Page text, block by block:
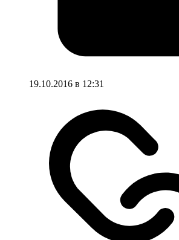
19.10.2016 в 12:31